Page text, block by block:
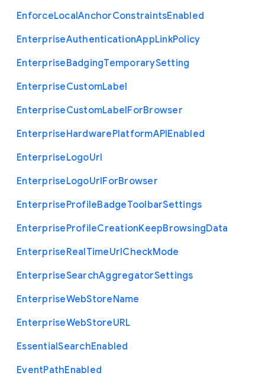
EnforceLocalAnchorConstraintsEnabled
EnterpriseAuthenticationAppLinkPolicy
EnterpriseBadgingTemporarySetting
EnterpriseCustomLabel
EnterpriseCustomLabelForBrowser
EnterpriseHardwarePlatformAPIEnabled
EnterpriseLogoUrl
EnterpriseLogoUrlForBrowser
EnterpriseProfileBadgeToolbarSettings
EnterpriseProfileCreationKeepBrowsingData
EnterpriseRealTimeUrlCheckMode
EnterpriseSearchAggregatorSettings
EnterpriseWebStoreName
EnterpriseWebStoreURL
EssentialSearchEnabled
EventPathEnabled